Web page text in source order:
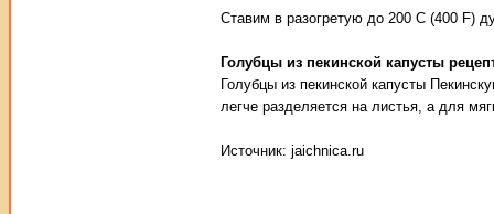
Ставим в разогретую до 200 С (400 F)
Голубцы из пекинской капусты
Голубцы из пекинской капусты
легче разделяется на листья, а для
Источник: jaichnica.ru